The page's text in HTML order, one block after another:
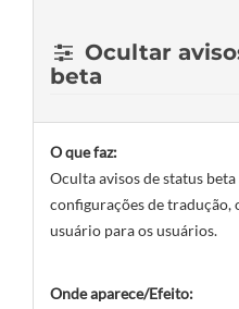
Ocultar
beta
O que faz:
Oculta avisos de status
configurações de
usuário para os usuários.
Onde aparece/Efeito: